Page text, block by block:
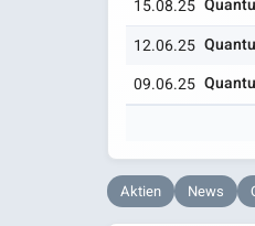
15.08.25
12.06.25
09.06.25
Aktien News